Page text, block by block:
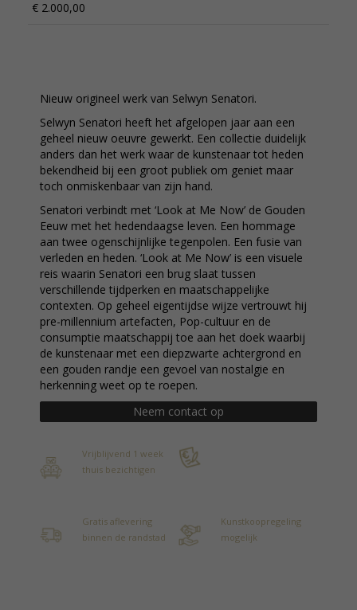
€ 2.000,00
Nieuw origineel werk van Selwyn Senatori.
Selwyn Senatori heeft het afgelopen jaar aan een
geheel nieuw oeuvre gewerkt. Een collectie duidelijk
anders dan het werk waar de kunstenaar tot heden
bekendheid bij een groot publiek om geniet maar
toch onmiskenbaar van zijn hand.
Senatori verbindt met ‘Look at Me Now’ de Gouden
Eeuw met het hedendaagse leven. Een hommage
aan twee ogenschijnlijke tegenpolen. Een fusie van
verleden en heden. ‘Look at Me Now’ is een visuele
reis waarin Senatori een brug slaat tussen
verschillende tijdperken en maatschappelijke
contexten. Op geheel eigentijdse wijze vertrouwt hij
pre-millennium artefacten, Pop-cultuur en de
consumptie maatschappij toe aan het doek waarbij
de kunstenaar met een diepzwarte achtergrond en
een gouden randje een gevoel van nostalgie en
herkenning weet op te roepen.
Neem contact op
Vrijblijvend 1 week
thuis bezichtigen
Gratis aflevering
binnen de randstad
Kunstkoopregeling
mogelijk